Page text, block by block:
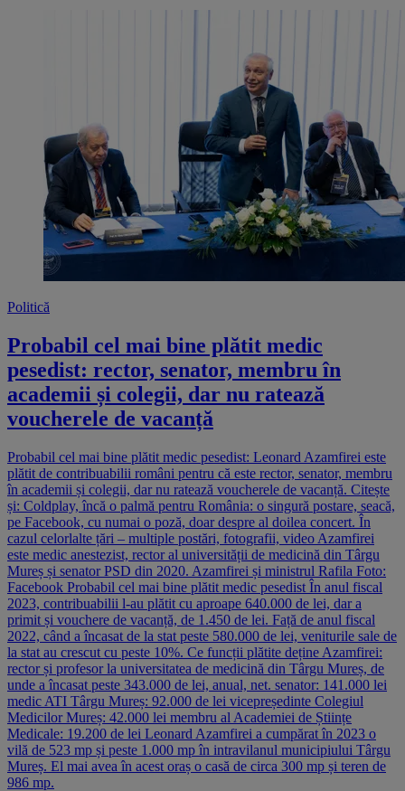
Politică
Probabil cel mai bine plătit medic
pesedist: rector, senator, membru în
academii și colegii, dar nu ratează
voucherele de vacanță
Probabil cel mai bine plătit medic pesedist: Leonard Azamfirei este
plătit de contribuabilii români pentru că este rector, senator, membru
în academii și colegii, dar nu ratează voucherele de vacanță. Citește
și: Coldplay, încă o palmă pentru România: o singură postare, seacă,
pe Facebook, cu numai o poză, doar despre al doilea concert. În
cazul celorlalte țări – multiple postări, fotografii, video Azamfirei
este medic anestezist, rector al universității de medicină din Târgu
Mureș și senator PSD din 2020. Azamfirei și ministrul Rafila Foto:
Facebook Probabil cel mai bine plătit medic pesedist În anul fiscal
2023, contribuabilii l-au plătit cu aproape 640.000 de lei, dar a
primit și vouchere de vacanță, de 1.450 de lei. Față de anul fiscal
2022, când a încasat de la stat peste 580.000 de lei, veniturile sale de
la stat au crescut cu peste 10%. Ce funcții plătite deține Azamfirei:
rector și profesor la universitatea de medicină din Târgu Mureș, de
unde a încasat peste 343.000 de lei, anual, net. senator: 141.000 lei
medic ATI Târgu Mureș: 92.000 de lei vicepreședinte Colegiul
Medicilor Mureș: 42.000 lei membru al Academiei de Științe
Medicale: 19.200 de lei Leonard Azamfirei a cumpărat în 2023 o
vilă de 523 mp și peste 1.000 mp în intravilanul municipiului Târgu
Mureș. El mai avea în acest oraș o casă de circa 300 mp și teren de
986 mp.